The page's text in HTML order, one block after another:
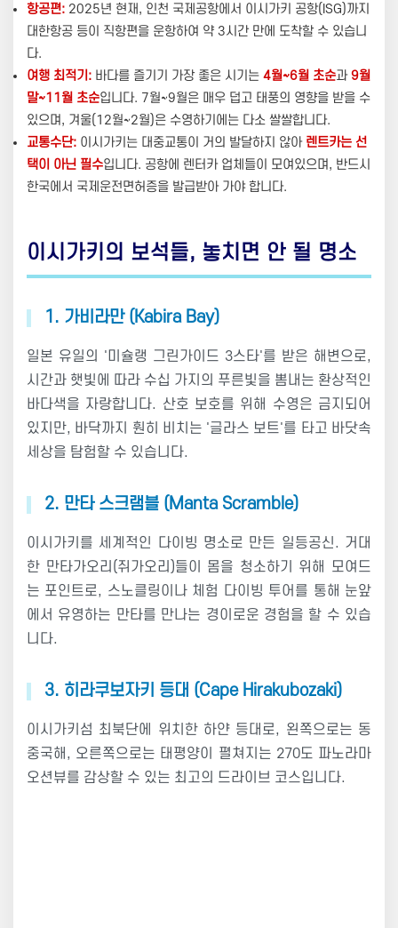
항공편: 2025년 현재, 인천 국제공항에서 이시가키 공항(ISG)까지
대한항공 등이 직항편을 운항하여 약 3시간 만에 도착할 수 있습니
다.
여행 최적기: 바다를 즐기기 가장 좋은 시기는 4월~6월 초순과9월
말~11월 초순입니다. 7월~9월은 매우 덥고 태풍의 영향을 받을 수
있으며, 겨울(12월~2월)은 수영하기에는 다소 쌀쌀합니다.
교통수단: 이시가키는 대중교통이 거의 발달하지 않아 렌트카는 선
택이 아닌 필수입니다. 공항에 렌터카 업체들이 모여있으며, 반드시
한국에서 국제운전면허증을 발급받아 가야 합니다.
이시가키의 보석들, 놓치면 안 될 명소
1. 가비라만 (Kabira Bay)
일본 유일의 '미슐랭 그린가이드 3스타'를 받은 해변으로,
시간과 햇빛에 따라 수십 가지의 푸른빛을 뽐내는 환상적인
바다색을 자랑합니다. 산호 보호를 위해 수영은 금지되어
있지만, 바닥까지 훤히 비치는 '글라스 보트'를 타고 바닷속
세상을 탐험할 수 있습니다.
2. 만타 스크램블 (Manta Scramble)
이시가키를 세계적인 다이빙 명소로 만든 일등공신. 거대
한 만타가오리(쥐가오리)들이 몸을 청소하기 위해 모여드
는 포인트로, 스노클링이나 체험 다이빙 투어를 통해 눈앞
에서 유영하는 만타를 만나는 경이로운 경험을 할 수 있습
니다.
3. 히라쿠보자키 등대 (Cape Hirakubozaki)
이시가키섬 최북단에 위치한 하얀 등대로, 왼쪽으로는 동
중국해, 오른쪽으로는 태평양이 펼쳐지는 270도 파노라마
오션뷰를 감상할 수 있는 최고의 드라이브 코스입니다.